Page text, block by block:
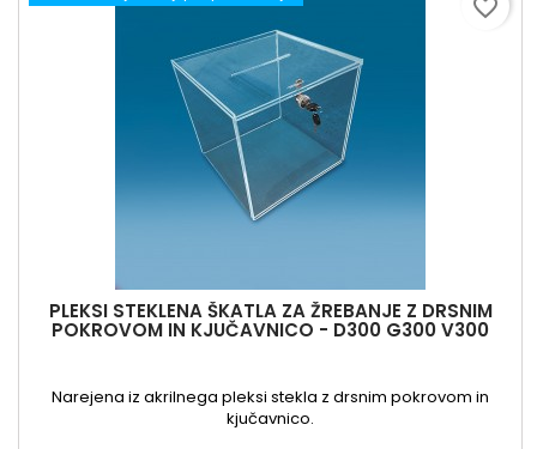
PLEKSI STEKLENA ŠKATLA ZA ŽREBANJE Z DRSNIM
POKROVOM IN KJUČAVNICO - D300 G300 V300
Narejena iz akrilnega pleksi stekla z drsnim pokrovom in
kjučavnico.
favorite_border